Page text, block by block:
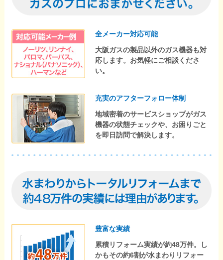
全メーカー対応可能
大阪ガスの製品以外のガス機器も対
応します。お気軽にご相談くださ
い。
充実のアフターフォロー体制
地域密着のサービスショップがガス
機器の状態チェックや、お困りごと
を即日訪問で解決します。
豊富な実績
累積リフォーム実績が約48万件。し
かもその約6割が水まわりリフォー